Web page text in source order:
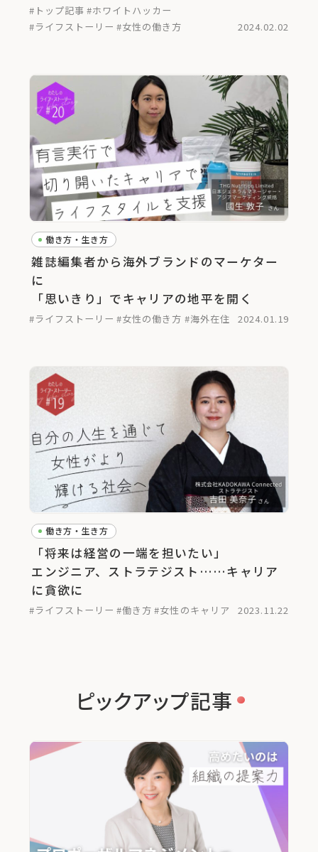
#トップ記事 #ホワイトハッカー
#ライフストーリー #女性の働き方 2024.02.02
働き方・生き方
雑誌編集者から海外ブランドのマーケター
に
「思いきり」でキャリアの地平を開く
#ライフストーリー #女性の働き方 #海外在住 2024.01.19
働き方・生き方
「将来は経営の一端を担いたい」
エンジニア、ストラテジスト……キャリア
に貪欲に
#ライフストーリー #働き方 #女性のキャリア 2023.11.22
ピックアップ記事